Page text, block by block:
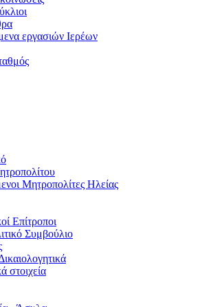
εργασιών Ιερέων
Μητροπολίτες Ηλείας
Επίτροποι
Συμβούλιο
στοιχεία